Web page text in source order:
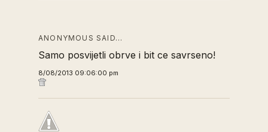
ANONYMOUS SAID…
Samo posvijetli obrve i bit ce savrseno!
8/08/2013 09:06:00 pm